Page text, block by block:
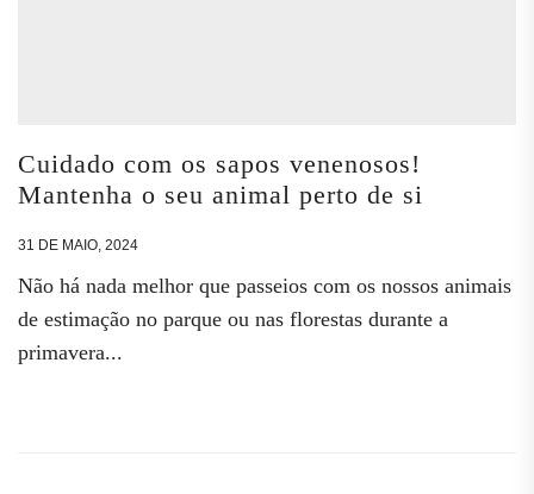
Cuidado com os sapos venenosos!
Mantenha o seu animal perto de si
31 DE MAIO, 2024
Não há nada melhor que passeios com os nossos animais
de estimação no parque ou nas florestas durante a
primavera...